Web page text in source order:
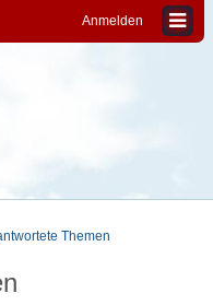
Anmelden
Themen